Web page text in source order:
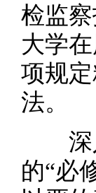
检监
大学
项规
法。
深入
的“必